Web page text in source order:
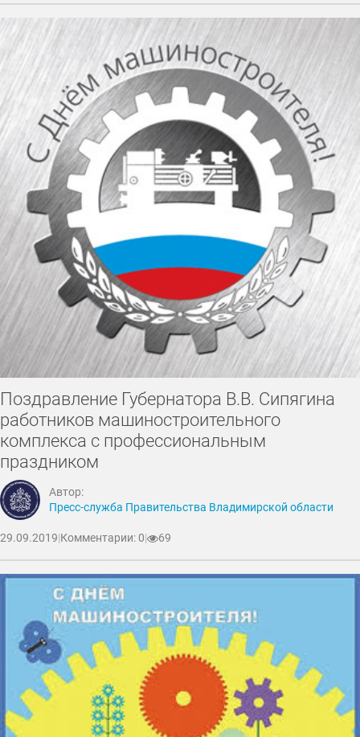
Поздравление Губернатора В.В. Сипягина
работников машиностроительного
комплекса с профессиональным
праздником
Автор:
Пресс-служба Правительства Владимирской области
29.09.2019|Комментарии: 0| 69